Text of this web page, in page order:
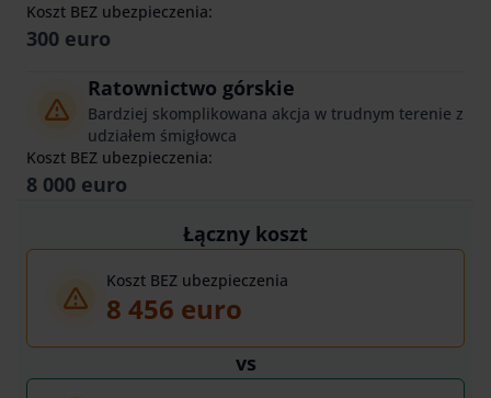
Koszt BEZ ubezpieczenia:
300 euro
Ratownictwo górskie
Bardziej skomplikowana akcja w trudnym terenie z
udziałem śmigłowca
Koszt BEZ ubezpieczenia:
8 000 euro
Łączny koszt
Koszt BEZ ubezpieczenia
8 456 euro
vs